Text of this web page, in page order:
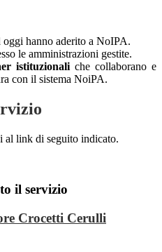
oggi hanno aderito a NoIPA.
le amministrazioni gestite.
istituzionali che collaborano e
con il sistema NoiPA.
al link di seguito indicato.
il servizio
Crocetti Cerulli